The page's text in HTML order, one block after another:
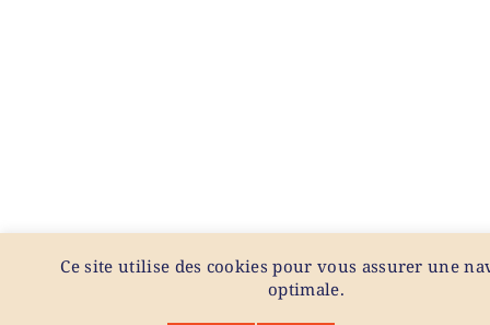
Ce site utilise des cookies pour vous assurer une
optimale.